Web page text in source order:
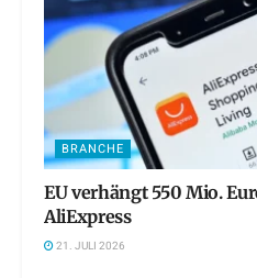
BRANCHE
EU verhängt 550 Mio.
AliExpress
21. JULI 2026